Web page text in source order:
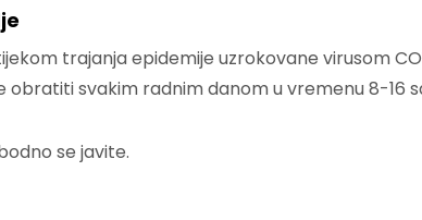
trajanja epidemije uzrokovane virusom
svakim radnim danom u vremenu 8-16
se javite.